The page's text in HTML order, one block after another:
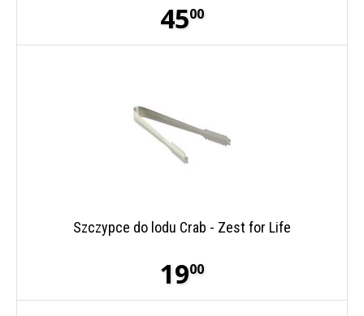
4500
Szczypce do lodu Crab - Zest for Life
1900